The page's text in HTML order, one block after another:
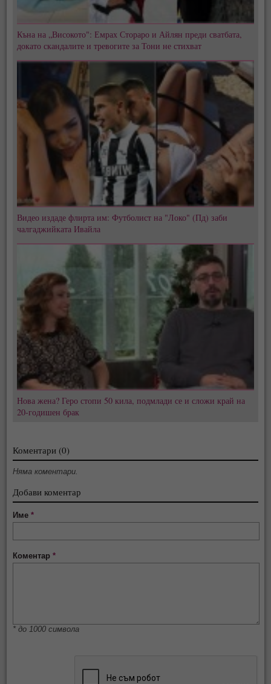
Къна на „Високото": Емрах Стораро и Айлян преди сватбата,
докато скандалите и тревогите за Тони не стихват
Видео издаде флирта им: Футболист на "Локо" (Пд) заби
чалгаджийката Ивайла
Нова жена? Геро стопи 50 кила, подмлади се и сложи край на
20-годишен брак
Коментари (0)
Няма коментари.
Добави коментар
Име*
Коментар*
* до 1000 символа